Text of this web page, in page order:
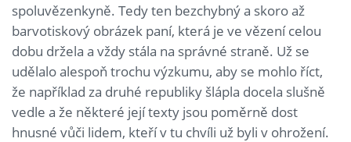
spoluvězenkyně. Tedy ten bezchybný a skoro až
barvotiskový obrázek paní, která je ve vězení celou
dobu držela a vždy stála na správné straně. Už se
udělalo alespoň trochu výzkumu, aby se mohlo říct,
že například za druhé republiky šlápla docela slušně
vedle a že některé její texty jsou poměrně dost
hnusné vůči lidem, kteří v tu chvíli už byli v ohrožení.